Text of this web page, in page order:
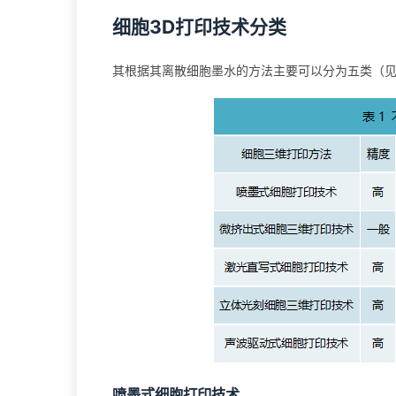
细胞3D打印技术分类
其根据其离散细胞墨水的方法主要可以分为五类（